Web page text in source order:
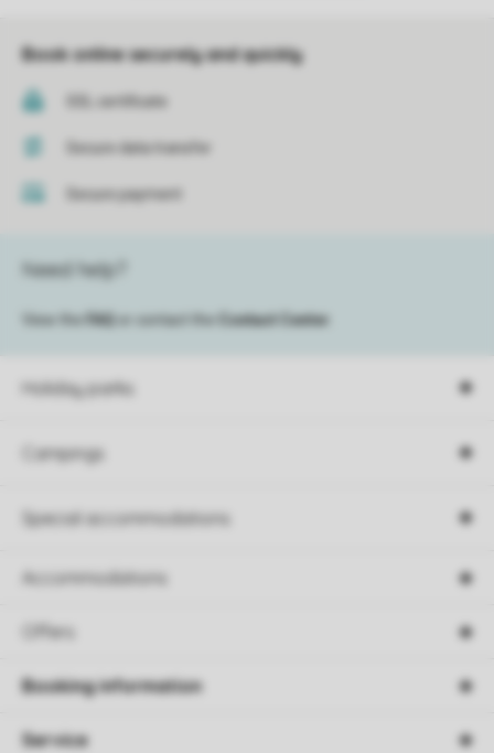
Book online securely and quickly
SSL certificate
Secure data transfer
Secure payment
Holiday parks
Campings
Special accommodations
Accommodations
Offers
Need help?
View the FAQ or contact the Contact Center
Booking information
Service